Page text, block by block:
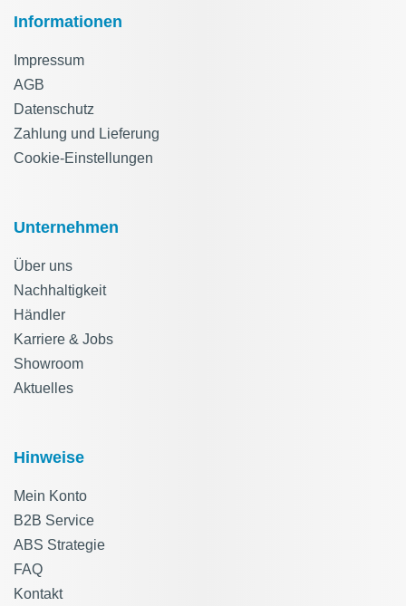
Informationen
Impressum
AGB
Datenschutz
Zahlung und Lieferung
Cookie-Einstellungen
Unternehmen
Über uns
Nachhaltigkeit
Händler
Karriere & Jobs
Showroom
Aktuelles
Hinweise
Mein Konto
B2B Service
ABS Strategie
FAQ
Kontakt